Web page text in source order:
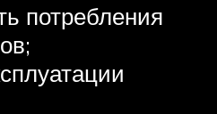
потребления